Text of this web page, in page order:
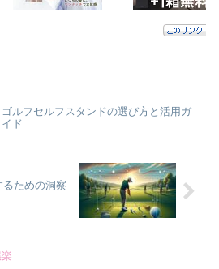
ゴルフセルフスタンドの選び方と活用ガ
イド
ための洞察